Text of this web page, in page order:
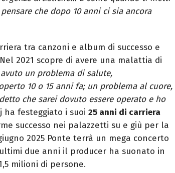
che dopo 10 anni ci sia ancora
tra canzoni e album di successo e
2021 scopre di avere una malattia di
un problema di salute,
10 o 15 anni fa; un problema al cuore,
che sarei dovuto essere operato e ho
ha festeggiato i suoi 25 anni di carriera
successo nei palazzetti su e giù per la
2025 Ponte terrà un mega concerto
due anni il producer ha suonato in
milioni di persone.